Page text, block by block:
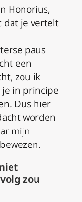
Honorius,
dat je vertelt
paus
een
zou ik
in principe
Dus hier
worden
mijn
zou